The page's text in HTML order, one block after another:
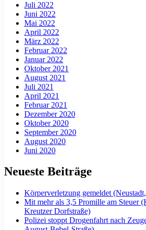
Juli 2022
Juni 2022
Mai 2022
April 2022
März 2022
Februar 2022
Januar 2022
Oktober 2021
August 2021
Juli 2021
April 2021
Februar 2021
Dezember 2020
Oktober 2020
September 2020
August 2020
Juni 2020
Neueste Beiträge
Körperverletzung gemeldet
Mit mehr als 3,5 Promille am Steuer
Kreutzer Dorfstraße)
Polizei stoppt Drogenfahrt nach